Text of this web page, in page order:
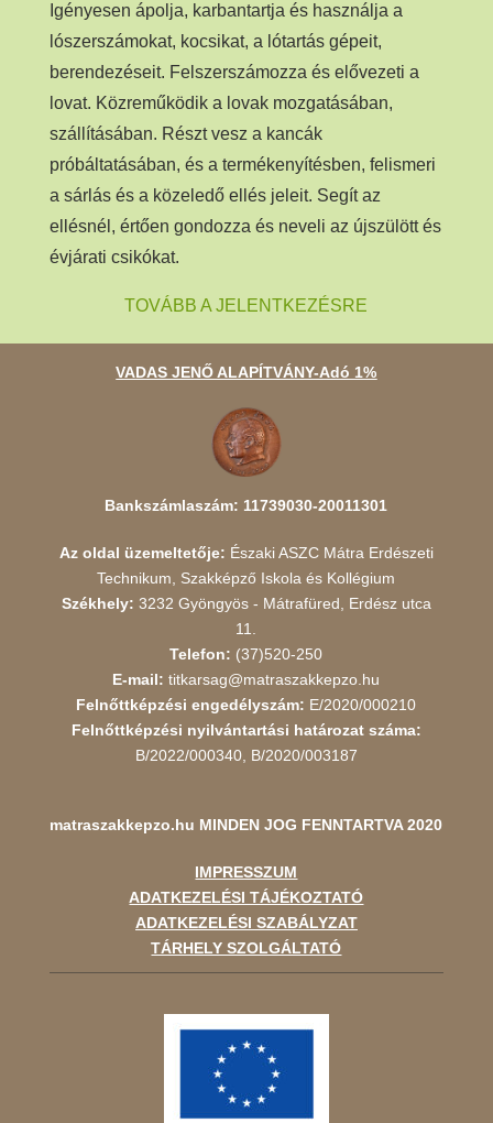
Igényesen ápolja, karbantartja és használja a
lószerszámokat, kocsikat, a lótartás gépeit,
berendezéseit. Felszerszámozza és elővezeti a
lovat. Közreműködik a lovak mozgatásában,
szállításában. Részt vesz a kancák
próbáltatásában, és a termékenyítésben, felismeri
a sárlás és a közeledő ellés jeleit. Segít az
ellésnél, értően gondozza és neveli az újszülött és
évjárati csikókat.
TOVÁBB A JELENTKEZÉSRE
VADAS JENŐ ALAPÍTVÁNY-Adó 1%
Bankszámlaszám: 11739030-20011301
Az oldal üzemeltetője: Északi ASZC Mátra Erdészeti
Technikum, Szakképző Iskola és Kollégium
Székhely: 3232 Gyöngyös - Mátrafüred, Erdész utca
11.
Telefon: (37)520-250
E-mail: titkarsag@matraszakkepzo.hu
Felnőttképzési engedélyszám: E/2020/000210
Felnőttképzési nyilvántartási határozat száma:
B/2022/000340, B/2020/003187
matraszakkepzo.hu MINDEN JOG FENNTARTVA 2020
IMPRESSZUM
ADATKEZELÉSI TÁJÉKOZTATÓ
ADATKEZELÉSI SZABÁLYZAT
TÁRHELY SZOLGÁLTATÓ